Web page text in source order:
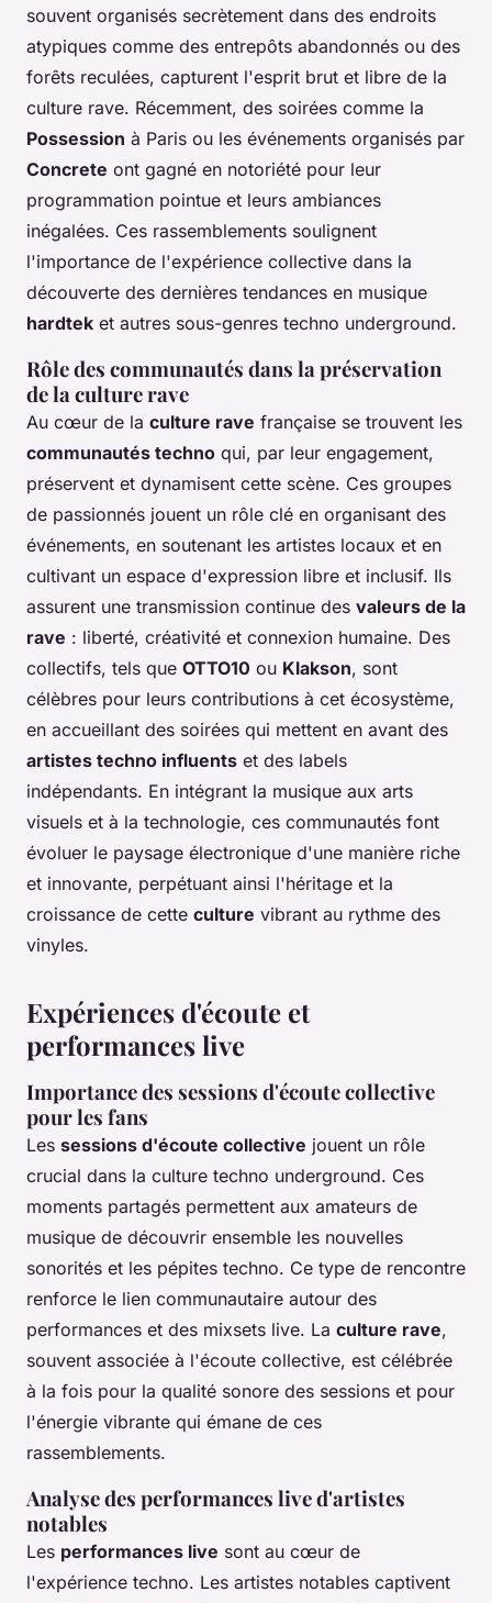
souvent organisés secrètement dans des endroits
atypiques comme des entrepôts abandonnés ou des
forêts reculées, capturent l'esprit brut et libre de la
culture rave. Récemment, des soirées comme la
Possession à Paris ou les événements organisés par
Concrete ont gagné en notoriété pour leur
programmation pointue et leurs ambiances
inégalées. Ces rassemblements soulignent
l'importance de l'expérience collective dans la
découverte des dernières tendances en musique
hardtek et autres sous-genres techno underground.
Rôle des communautés dans la préservation
de la culture rave
Au cœur de la culture rave française se trouvent les
communautés techno qui, par leur engagement,
préservent et dynamisent cette scène. Ces groupes
de passionnés jouent un rôle clé en organisant des
événements, en soutenant les artistes locaux et en
cultivant un espace d'expression libre et inclusif. Ils
assurent une transmission continue des valeurs de la
rave : liberté, créativité et connexion humaine. Des
collectifs, tels que OTTO10 ou Klakson, sont
célèbres pour leurs contributions à cet écosystème,
en accueillant des soirées qui mettent en avant des
artistes techno influents et des labels
indépendants. En intégrant la musique aux arts
visuels et à la technologie, ces communautés font
évoluer le paysage électronique d'une manière riche
et innovante, perpétuant ainsi l'héritage et la
croissance de cette culture vibrant au rythme des
vinyles.
Expériences d'écoute et
performances live
Importance des sessions d'écoute collective
pour les fans
Les sessions d'écoute collective jouent un rôle
crucial dans la culture techno underground. Ces
moments partagés permettent aux amateurs de
musique de découvrir ensemble les nouvelles
sonorités et les pépites techno. Ce type de rencontre
renforce le lien communautaire autour des
performances et des mixsets live. La culture rave,
souvent associée à l'écoute collective, est célébrée
à la fois pour la qualité sonore des sessions et pour
l'énergie vibrante qui émane de ces
rassemblements.
Analyse des performances live d'artistes
notables
Les performances live sont au cœur de
l'expérience techno. Les artistes notables captivent